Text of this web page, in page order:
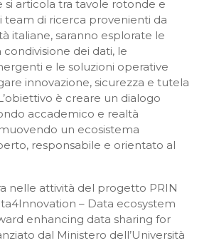
si articola tra tavole rotonde e
team di ricerca provenienti da
italiane, saranno esplorate le
dei dati, le
e le soluzioni operative
innovazione, sicurezza e tutela
è creare un dialogo
accademico e realtà
un ecosistema
responsabile e orientato al
nelle attività del progetto PRIN
– Data ecosystem
enhancing data sharing for
dal Ministero dell’Università